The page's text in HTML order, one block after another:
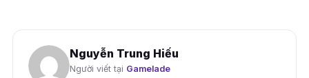
Nguyễn Trung Hiếu
Người viết tại Gamelade